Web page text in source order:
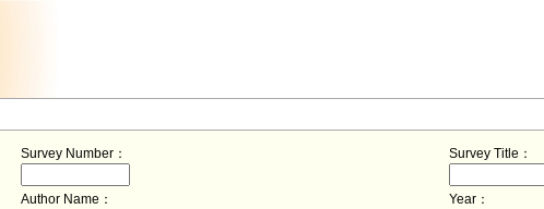
Survey Number： Survey Title：
Author Name：
Year：